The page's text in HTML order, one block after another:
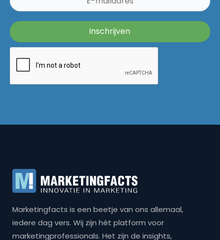
Marketingfacts is een beetje van ons allemaal,
iedere dag vers. Wij zijn hét platform voor
marketingprofessionals. Het zijn de insights,